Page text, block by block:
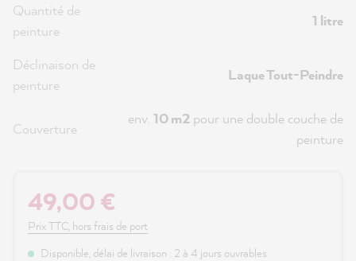
Quantité de
peinture
1 litre
Déclinaison de
peinture
Laque Tout-Peindre
Couverture
env. 10 m2 pour une double couche de
peinture
49,00 €
Prix TTC, hors frais de port
Disponible, délai de livraison : 2 à 4 jours ouvrables